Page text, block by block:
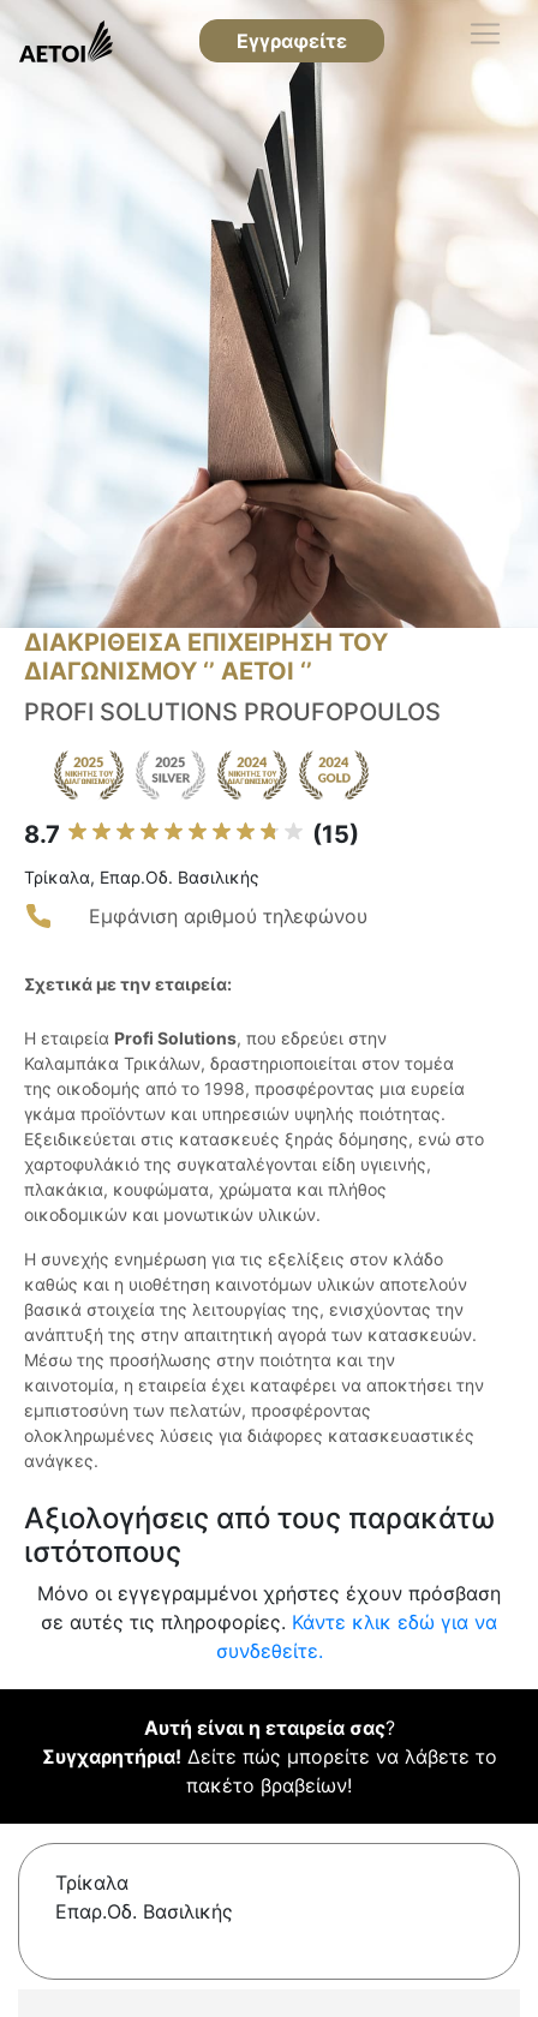
Εγγραφείτε
ΔΙΑΚΡΙΘΕΙΣΑ ΕΠΙΧΕΙΡΗΣΗ ΤΟΥ
ΔΙΑΓΩΝΙΣΜΟΥ ‘’ ΑΕΤΟΙ ‘’
PROFI SOLUTIONS PROUFOPOULOS
8.7 (15)
Τρίκαλα, Επαρ.Οδ. Βασιλικής
Εμφάνιση αριθμού τηλεφώνου
Σχετικά με την εταιρεία:
Η εταιρεία Profi Solutions, που εδρεύει στην
Καλαμπάκα Τρικάλων, δραστηριοποιείται στον τομέα
της οικοδομής από το 1998, προσφέροντας μια ευρεία
γκάμα προϊόντων και υπηρεσιών υψηλής ποιότητας.
Εξειδικεύεται στις κατασκευές ξηράς δόμησης, ενώ στο
χαρτοφυλάκιό της συγκαταλέγονται είδη υγιεινής,
πλακάκια, κουφώματα, χρώματα και πλήθος
οικοδομικών και μονωτικών υλικών.
Η συνεχής ενημέρωση για τις εξελίξεις στον κλάδο
καθώς και η υιοθέτηση καινοτόμων υλικών αποτελούν
βασικά στοιχεία της λειτουργίας της, ενισχύοντας την
ανάπτυξή της στην απαιτητική αγορά των κατασκευών.
Μέσω της προσήλωσης στην ποιότητα και την
καινοτομία, η εταιρεία έχει καταφέρει να αποκτήσει την
εμπιστοσύνη των πελατών, προσφέροντας
ολοκληρωμένες λύσεις για διάφορες κατασκευαστικές
ανάγκες.
Αξιολογήσεις από τους παρακάτω
ιστότοπους
Μόνο οι εγγεγραμμένοι χρήστες έχουν πρόσβαση
σε αυτές τις πληροφορίες. Κάντε κλικ εδώ για να
συνδεθείτε.
Αυτή είναι η εταιρεία σας?
Συγχαρητήρια! Δείτε πώς μπορείτε να λάβετε το
πακέτο βραβείων!
Τρίκαλα
Επαρ.Οδ. Βασιλικής